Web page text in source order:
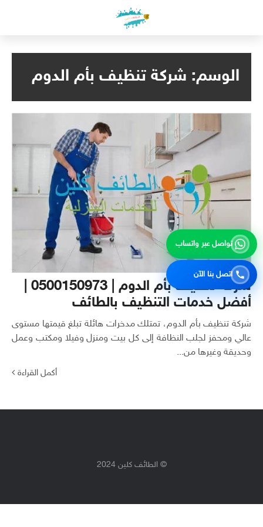
الوسم: شركة تنظيف بأم الدوم
أفضل خدمات التنظيف بالطائف
شركة تنظيف بأم الدوم، تمتلك مدخرات هائلة تبلغ قيمتها مستوى
عالي ومحفز لجلب النظافة إلى كل بيت ومنزل وفيلا ومكتب وعمل
وحديقة وغيرها من...
أكمل القراءة
© الطائف كلين 2024
تواصل عبر واتساب
اتصل بنا الآن